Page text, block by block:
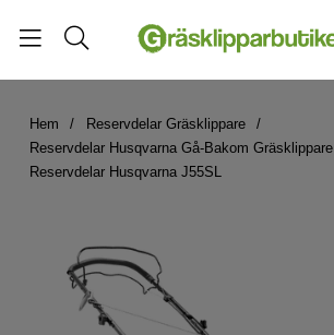
Hem
Reservdelar Gräsklippare
Reservdelar Husqvarna Gå-Bakom Gräsklippare
Reservdelar Husqvarna J55SL